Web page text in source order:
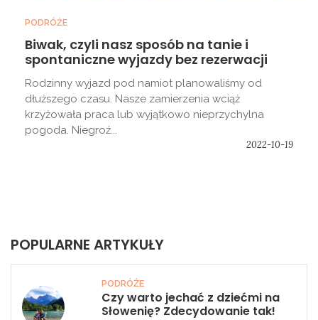
PODRÓŻE
Biwak, czyli nasz sposób na tanie i
spontaniczne wyjazdy bez rezerwacji
Rodzinny wyjazd pod namiot planowaliśmy od
dłuższego czasu. Nasze zamierzenia wciąż
krzyżowała praca lub wyjątkowo nieprzychylna
pogoda. Niegroź...
2022-10-19
POPULARNE ARTYKUŁY
PODRÓŻE
Czy warto jechać z dziećmi na
Słowenię? Zdecydowanie tak!